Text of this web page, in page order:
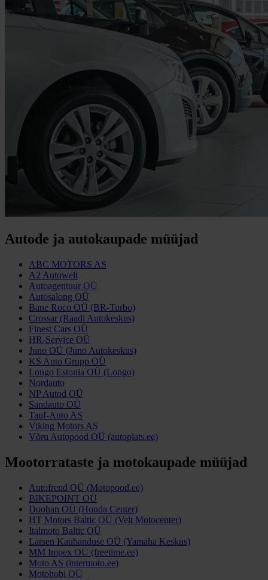
Autode ja autokaupade müüjad
ABC MOTORS AS
A2 Autowelt
Autoagentuur OÜ
Autosalong OÜ
Bane Roco OÜ (BR-Turbo)
Crossar (Raadi Autokeskus)
Finest Cars OÜ
HR-Service OÜ
Juno OÜ (Juno Autokeskus)
KS Auto Grupp OÜ
Longo Estonia OÜ (Longo)
Nordauto
NP Autod OÜ
Sandauto OÜ
Tauf-Auto AS
Viking Motors AS
Võru Autopood OÜ (autoplats.ee)
Mootorrataste ja motokaupade müüjad
Autofrend OÜ (Motopood.ee)
BIKEPOINT OÜ
Doohan OÜ (Honda Center)
HT Motors Baltic OÜ (Velt Motocenter)
Italmoto Baltic OÜ
Larsen Kaubanduse OÜ (Yamaha Keskus)
MM Impex OÜ (freetime.ee)
Moto AS (intermoto.ee)
Motohobi OÜ